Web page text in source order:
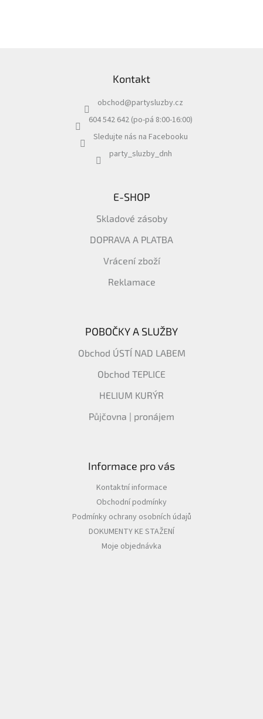
Kontakt
obchod@partysluzby.cz
604 542 642 (po-pá 8:00-16:00)
Sledujte nás na Facebooku
party_sluzby_dnh
E-SHOP
Skladové zásoby
DOPRAVA A PLATBA
Vrácení zboží
Reklamace
POBOČKY A SLUŽBY
Obchod ÚSTÍ NAD LABEM
Obchod TEPLICE
HELIUM KURÝR
Půjčovna | pronájem
Informace pro vás
Kontaktní informace
Obchodní podmínky
Podmínky ochrany osobních údajů
DOKUMENTY KE STAŽENÍ
Moje objednávka